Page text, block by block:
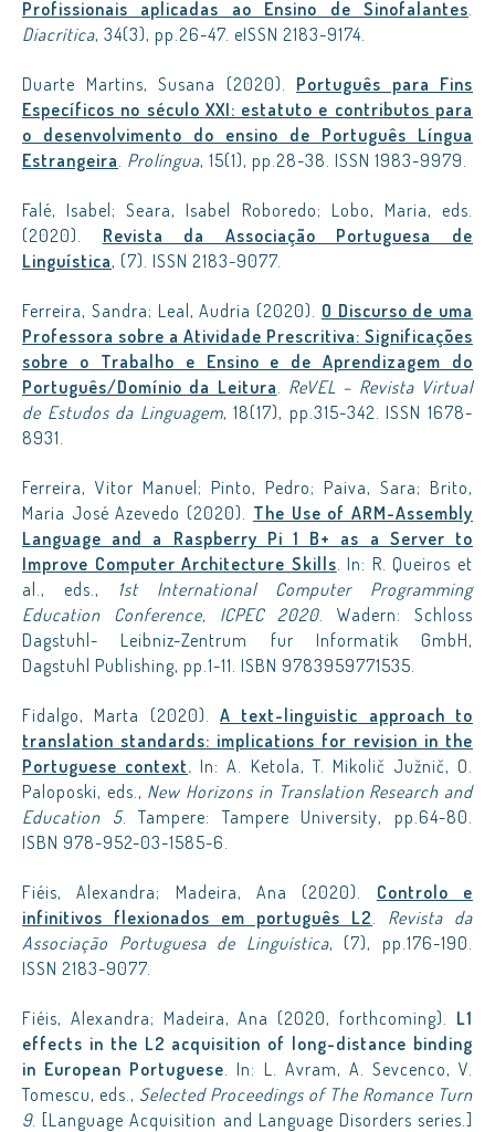
Profissionais aplicadas ao Ensino de Sinofalantes.
Diacrítica, 34(3), pp.26-47. eISSN 2183-9174.
Duarte Martins, Susana (2020). Português para Fins
Específicos no século XXI: estatuto e contributos para
o desenvolvimento do ensino de Português Língua
Estrangeira. Prolíngua, 15(1), pp.28-38. ISSN 1983-9979.
Falé, Isabel; Seara, Isabel Roboredo; Lobo, Maria, eds.
(2020). Revista da Associação Portuguesa de
Linguística, (7). ISSN 2183-9077.
Ferreira, Sandra; Leal, Audria (2020). O Discurso de uma
Professora sobre a Atividade Prescritiva: Significações
sobre o Trabalho e Ensino e de Aprendizagem do
Português/Domínio da Leitura. ReVEL – Revista Virtual
de Estudos da Linguagem, 18(17), pp.315-342. ISSN 1678-
8931.
Ferreira, Vitor Manuel; Pinto, Pedro; Paiva, Sara; Brito,
Maria José Azevedo (2020). The Use of ARM-Assembly
Language and a Raspberry Pi 1 B+ as a Server to
Improve Computer Architecture Skills. In: R. Queiros et
al., eds., 1st International Computer Programming
Education Conference, ICPEC 2020. Wadern: Schloss
Dagstuhl- Leibniz-Zentrum fur Informatik GmbH,
Dagstuhl Publishing, pp.1-11. ISBN 9783959771535.
Fidalgo, Marta (2020). A text-linguistic approach to
translation standards: implications for revision in the
Portuguese context. In: A. Ketola, T. Mikolič Južnič, O.
Paloposki, eds., New Horizons in Translation Research and
Education 5. Tampere: Tampere University, pp.64-80.
ISBN 978-952-03-1585-6.
Fiéis, Alexandra; Madeira, Ana (2020). Controlo e
infinitivos flexionados em português L2. Revista da
Associação Portuguesa de Linguística, (7), pp.176-190.
ISSN 2183-9077.
Fiéis, Alexandra; Madeira, Ana (2020, forthcoming). L1
effects in the L2 acquisition of long-distance binding
in European Portuguese. In: L. Avram, A. Sevcenco, V.
Tomescu, eds., Selected Proceedings of The Romance Turn
9. [Language Acquisition and Language Disorders series.]